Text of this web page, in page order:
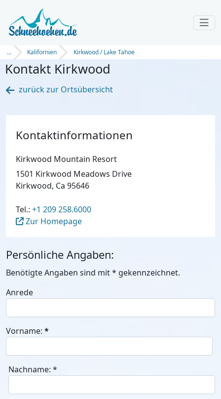
... Kalifornien Kirkwood / Lake Tahoe
Kontakt Kirkwood
zurück zur Ortsübersicht
Persönliche Angaben:
Benötigte Angaben sind mit* gekennzeichnet.
Anrede
Vorname: *
Nachname: *
Kontaktinformationen
Kirkwood Mountain Resort
1501 Kirkwood Meadows Drive
Kirkwood, Ca 95646
Tel.: +1 209 258.6000
Zur Homepage